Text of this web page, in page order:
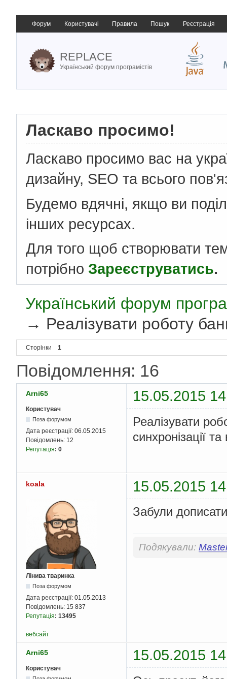
Форум Користувачі Правила Пошук Реєстрація
REPLACE
Український форум програмістів
Ласкаво просимо!
Ласкаво просимо вас на
дизайну, SEO та всього
Будемо вдячні, якщо ви
інших ресурсах.
Для того щоб створювати
потрібно Зареєструватись.
Український форум
→ Реалізувати роботу
Сторінки 1
Повідомлення: 16
Arni65 15.05.2015
Користувач
Поза форумом
Дата реєстрації: 06.05.2015
Повідомлень: 12
Репутація: 0
Реалізувати
синхронізації
koala 15.05.2015
Лінива тваринка
Поза форумом
Дата реєстрації: 01.05.2013
Повідомлень: 15 837
Репутація: 13495
Забули
Подякували:
вебсайт
Arni65 15.05.2015
Користувач